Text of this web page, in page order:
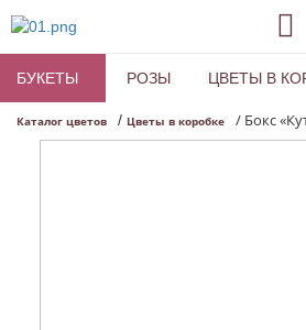
БУКЕТЫ РОЗЫ ЦВЕТЫ В
Каталог цветов / Цветы в коробке / Бокс